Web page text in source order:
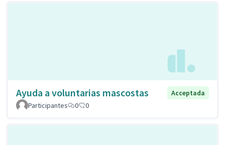
Ayuda a voluntarias mascostas
Acceptada
Participantes
0 0